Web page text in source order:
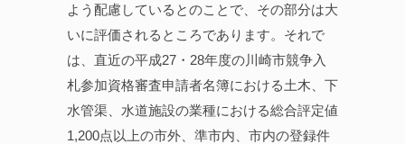
よう配慮しているとのことで、その部分は大
いに評価されるところであります。それで
は、直近の平成27・28年度の川崎市競争入
札参加資格審査申請者名簿における土木、下
水管渠、水道施設の業種における総合評定値
1,200点以上の市外、準市内、市内の登録件